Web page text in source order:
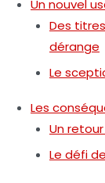
Un nouvel
Des
dérange
Le
Les
Un
Le défi